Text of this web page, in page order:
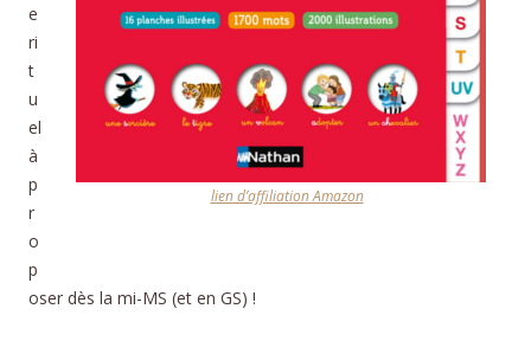
lien d’affiliation Amazon
e
ri
t
u
el
à
p
r
o
p
oser dès la mi-MS (et en GS) !